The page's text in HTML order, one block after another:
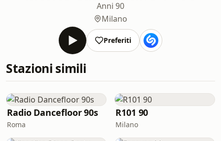
Anni 90
Milano
Preferiti
Stazioni simili
Radio Dancefloor 90s
Roma
R101 90
Milano